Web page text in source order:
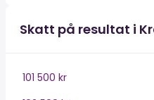
Skatt på resultat i
101 500 kr